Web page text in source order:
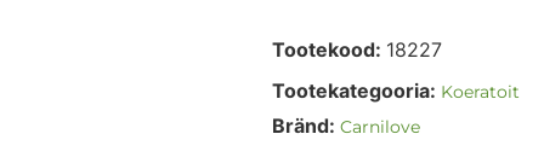
Tootekood: 18227
Tootekategooria: Koeratoit
Bränd: Carnilove